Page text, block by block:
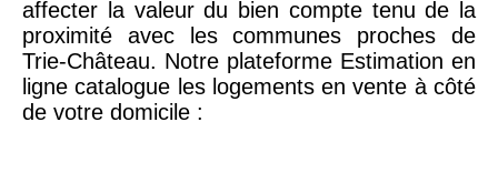
arrondissement
75019 -Paris
19ème
9 231 €
affecter la valeur du bien compte tenu de la
proximité avec les communes proches de
Trie-Château. Notre plateforme Estimation en
ligne catalogue les logements en vente à côté
de votre domicile :